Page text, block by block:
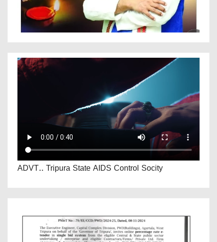
ADVT.. Tripura State AIDS Control Socity